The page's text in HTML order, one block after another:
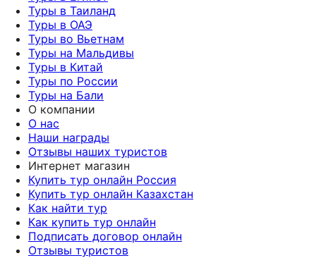
Туры в Таиланд
Туры в ОАЭ
Туры во Вьетнам
Туры на Мальдивы
Туры в Китай
Туры по России
Туры на Бали
О компании
О нас
Наши награды
Отзывы наших туристов
Интернет магазин
Купить тур онлайн Россия
Купить тур онлайн Казахстан
Как найти тур
Как купить тур онлайн
Подписать договор онлайн
Отзывы туристов